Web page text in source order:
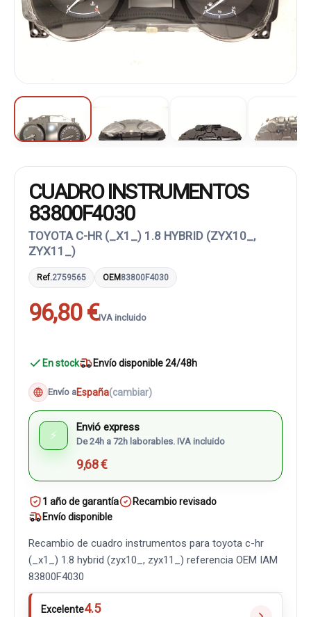
CUADRO INSTRUMENTOS
83800F4030
TOYOTA C-HR (_X1_) 1.8 HYBRID (ZYX10_,
ZYX11_)
Ref.2759565 OEM83800F4030
96,80 €IVA incluido
En stock Envío disponible 24/48h
Envío aEspaña(cambiar)
⚡
Envió express
De 24h a 72h laborables. IVA incluido
9,68 €
1 año de garantía
Recambio revisado
Envío disponible
Recambio de cuadro instrumentos para toyota c-hr
(_x1_) 1.8 hybrid (zyx10_, zyx11_) referencia OEM IAM
83800F4030
Excelente4.5